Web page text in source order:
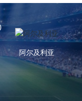
阿尔及利亚